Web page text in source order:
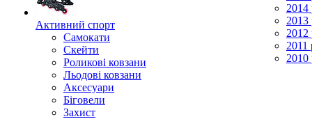
Активний спорт
Самокати
Скейти
Роликові ковзани
Льодові ковзани
Аксесуари
Біговели
Захист
2014
2013
2012
2011
2010